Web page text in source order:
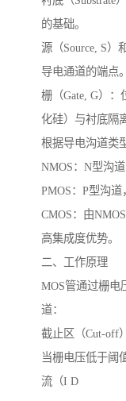
的基础。
源（Source, S）
导电通道的端点。
栅（Gate, G）
化硅）与衬底隔
根据导电沟道类
NMOS：N型沟
PMOS：P型沟
CMOS：由
高集成度优势。
二、工作原理
MOS管通过栅电
道：
截止区（Cut-off
当栅电压低于阈
流（I D